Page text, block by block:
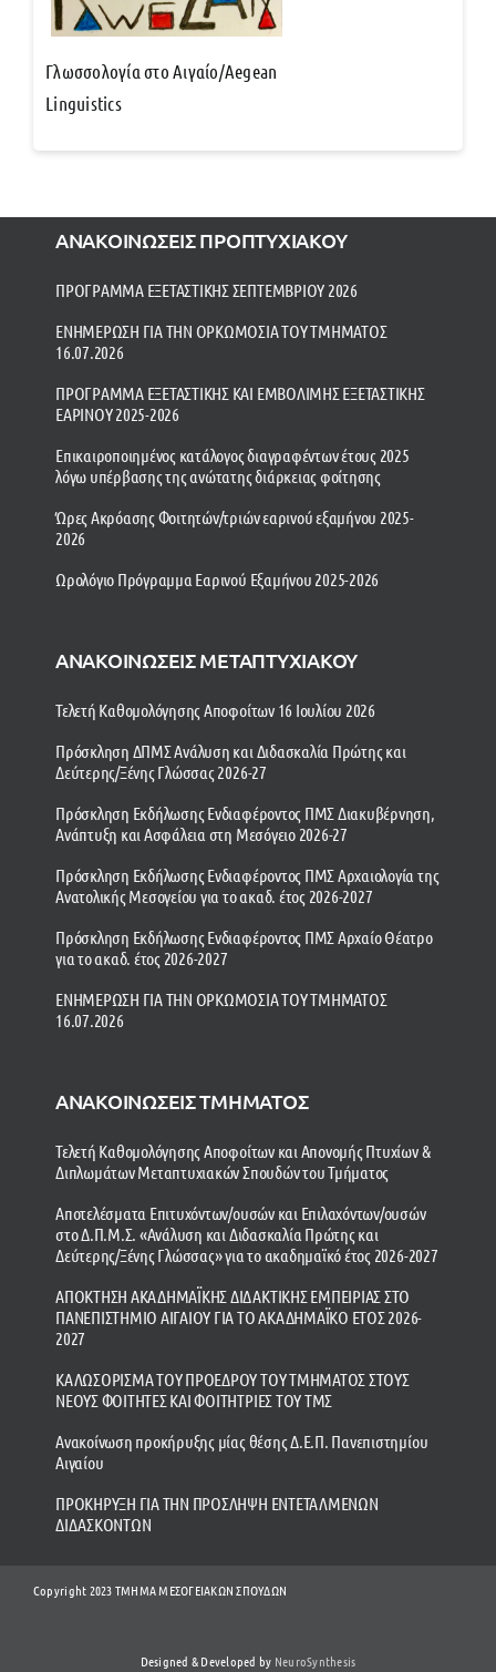
Γλωσσολογία στο Αιγαίο/Aegean
Linguistics
ΑΝΑΚΟΙΝΩΣΕΙΣ ΠΡΟΠΤΥΧΙΑΚΟΥ
ΠΡΟΓΡΑΜΜΑ ΕΞΕΤΑΣΤΙΚΗΣ ΣΕΠΤΕΜΒΡΙΟΥ 2026
ΕΝΗΜΕΡΩΣΗ ΓΙΑ ΤΗΝ ΟΡΚΩΜΟΣΙΑ ΤΟΥ ΤΜΗΜΑΤΟΣ
16.07.2026
ΠΡΟΓΡΑΜΜΑ ΕΞΕΤΑΣΤΙΚΗΣ ΚΑΙ ΕΜΒΟΛΙΜΗΣ ΕΞΕΤΑΣΤΙΚΗΣ
ΕΑΡΙΝΟΥ 2025-2026
Επικαιροποιημένος κατάλογος διαγραφέντων έτους 2025
λόγω υπέρβασης της ανώτατης διάρκειας φοίτησης
Ώρες Ακρόασης Φοιτητών/τριών εαρινού εξαμήνου 2025-
2026
Ωρολόγιο Πρόγραμμα Εαρινού Εξαμήνου 2025-2026
ΑΝΑΚΟΙΝΩΣΕΙΣ ΜΕΤΑΠΤΥΧΙΑΚΟΥ
Τελετή Καθομολόγησης Αποφοίτων 16 Ιουλίου 2026
Πρόσκληση ΔΠΜΣ Ανάλυση και Διδασκαλία Πρώτης και
Δεύτερης/Ξένης Γλώσσας 2026-27
Πρόσκληση Εκδήλωσης Ενδιαφέροντος ΠΜΣ Διακυβέρνηση,
Ανάπτυξη και Ασφάλεια στη Μεσόγειο 2026-27
Πρόσκληση Εκδήλωσης Ενδιαφέροντος ΠΜΣ Αρχαιολογία της
Ανατολικής Μεσογείου για το ακαδ. έτος 2026-2027
Πρόσκληση Εκδήλωσης Ενδιαφέροντος ΠΜΣ Αρχαίο Θέατρο
για το ακαδ. έτος 2026-2027
ΕΝΗΜΕΡΩΣΗ ΓΙΑ ΤΗΝ ΟΡΚΩΜΟΣΙΑ ΤΟΥ ΤΜΗΜΑΤΟΣ
16.07.2026
ΑΝΑΚΟΙΝΩΣΕΙΣ ΤΜΗΜΑΤΟΣ
Τελετή Καθομολόγησης Αποφοίτων και Απονομής Πτυχίων &
Διπλωμάτων Μεταπτυχιακών Σπουδών του Τμήματος
Αποτελέσματα Επιτυχόντων/ουσών και Επιλαχόντων/ουσών
στο Δ.Π.Μ.Σ. «Ανάλυση και Διδασκαλία Πρώτης και
Δεύτερης/Ξένης Γλώσσας» για το ακαδημαϊκό έτος 2026-2027
ΑΠΟΚΤΗΣΗ ΑΚΑΔΗΜΑΪΚΗΣ ΔΙΔΑΚΤΙΚΗΣ ΕΜΠΕΙΡΙΑΣ ΣΤΟ
ΠΑΝΕΠΙΣΤΗΜΙΟ ΑΙΓΑΙΟΥ ΓΙΑ ΤΟ ΑΚΑΔΗΜΑΪΚΟ ΕΤΟΣ 2026-
2027
ΚΑΛΩΣΟΡΙΣΜΑ ΤΟΥ ΠΡΟΕΔΡΟΥ ΤΟΥ ΤΜΗΜΑΤΟΣ ΣΤΟΥΣ
ΝΕΟΥΣ ΦΟΙΤΗΤΕΣ ΚΑΙ ΦΟΙΤΗΤΡΙΕΣ ΤΟΥ ΤΜΣ
Ανακοίνωση προκήρυξης μίας θέσης Δ.Ε.Π. Πανεπιστημίου
Αιγαίου
ΠΡΟΚΗΡΥΞΗ ΓΙΑ ΤΗΝ ΠΡΟΣΛΗΨΗ ΕΝΤΕΤΑΛΜΕΝΩΝ
ΔΙΔΑΣΚΟΝΤΩΝ
Copyright 2023 ΤΜΗΜΑ ΜΕΣΟΓΕΙΑΚΩΝ ΣΠΟΥΔΩΝ
Designed & Developed by NeuroSynthesis